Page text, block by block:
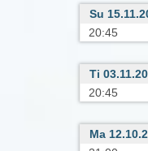
Su
20:45
Ti
20:45
Ma